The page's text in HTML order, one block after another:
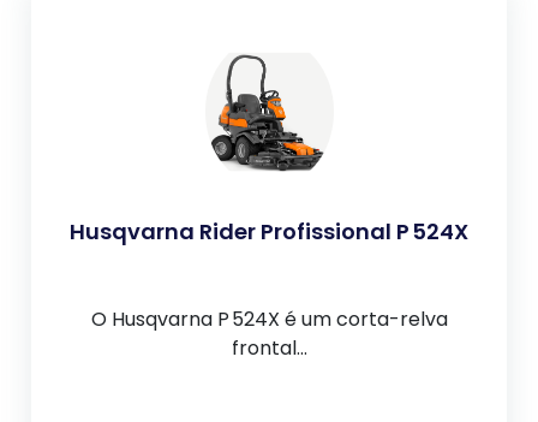
Husqvarna Rider Profissional P 524X
O Husqvarna P 524X é um corta-relva
frontal...